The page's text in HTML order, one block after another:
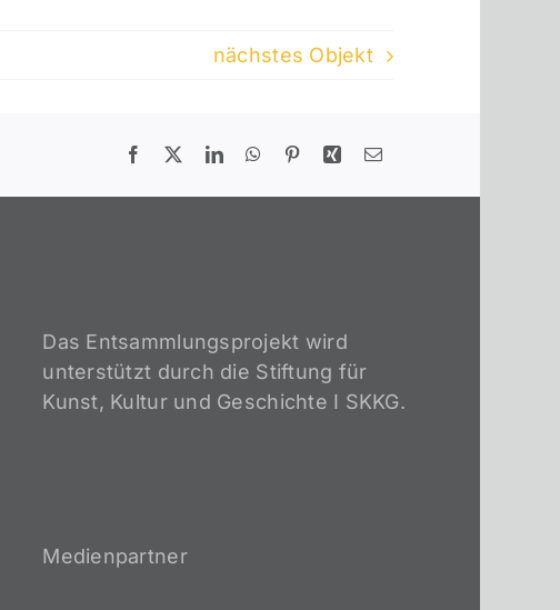
nächstes Objekt
Das Entsammlungsprojekt wird
unterstützt durch die Stiftung für
Kunst, Kultur und Geschichte I SKKG.
Medienpartner